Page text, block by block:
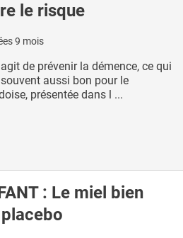
le risque
9 mois
de prévenir la démence, ce qui
aussi bon pour le
présentée dans l ...
: Le miel bien